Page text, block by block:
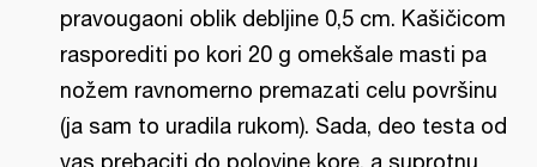
pravougaoni oblik debljine 0,5 cm. Kašičicom
rasporediti po kori 20 g omekšale masti pa
nožem ravnomerno premazati celu površinu
(ja sam to uradila rukom). Sada, deo testa od
vas prebaciti do polovine kore, a suprotnu